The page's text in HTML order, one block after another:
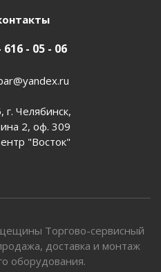
616 - 05 - 06
г. Челябинск,
2, оф. 309
"Восток"
Торгово-сервисный
доставка и монтаж
оборудования.